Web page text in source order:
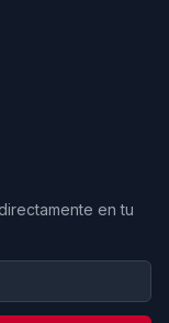
en tu